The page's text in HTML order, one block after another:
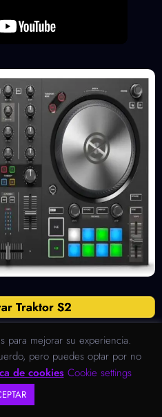
Traktor S2
para mejorar su experiencia.
pero puedes optar por no
de cookies Cookie settings